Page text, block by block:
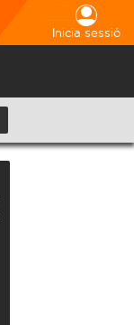
Inicia sessió